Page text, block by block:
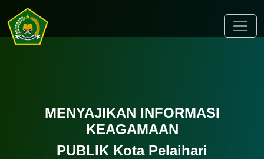
MENYAJIKAN INFORMASI
KEAGAMAAN
PUBLIK Kota Pelaihari